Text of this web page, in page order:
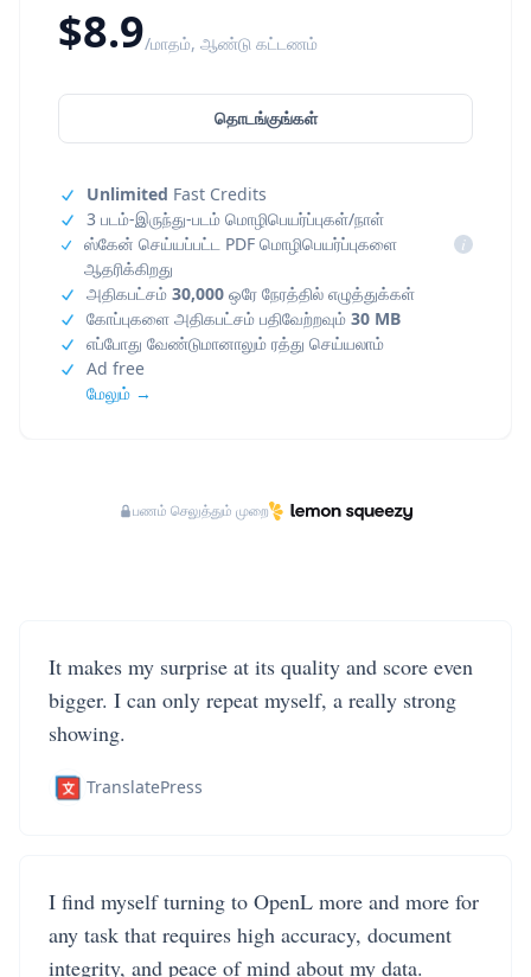
$8.9/மாதம், ஆண்டு கட்டணம்
தொடங்குங்கள்
Unlimited Fast Credits
3 படம்-இருந்து-படம் மொழிபெயர்ப்புகள்/நாள்
ஸ்கேன் செய்யப்பட்ட PDF மொழிபெயர்ப்புகளை
ஆதரிக்கிறது
i
அதிகபட்சம் 30,000 ஒரே நேரத்தில் எழுத்துக்கள்
கோப்புகளை அதிகபட்சம் பதிவேற்றவும் 30 MB
எப்போது வேண்டுமானாலும் ரத்து செய்யலாம்
Ad free
மேலும் →
பணம் செலுத்தும் முறை
It makes my surprise at its quality and score even
bigger. I can only repeat myself, a really strong
showing.
TranslatePress
I find myself turning to OpenL more and more for
any task that requires high accuracy, document
integrity, and peace of mind about my data.